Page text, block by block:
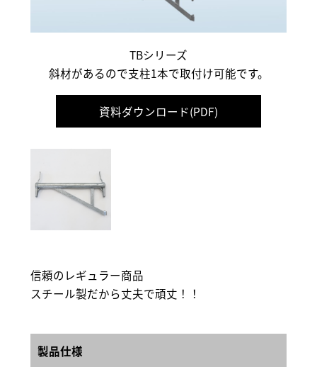
TBシリーズ
斜材があるので支柱1本で取付け可能です。
資料ダウンロード(PDF)
信頼のレギュラー商品
スチール製だから丈夫で頑丈！！
製品仕様